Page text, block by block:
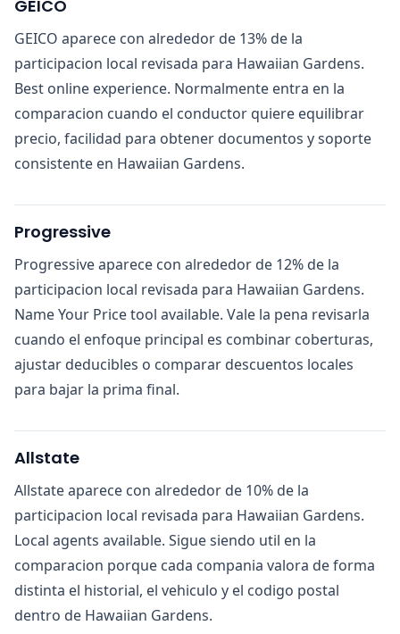
GEICO
GEICO aparece con alrededor de 13% de la
participacion local revisada para Hawaiian Gardens.
Best online experience. Normalmente entra en la
comparacion cuando el conductor quiere equilibrar
precio, facilidad para obtener documentos y soporte
consistente en Hawaiian Gardens.
Progressive
Progressive aparece con alrededor de 12% de la
participacion local revisada para Hawaiian Gardens.
Name Your Price tool available. Vale la pena revisarla
cuando el enfoque principal es combinar coberturas,
ajustar deducibles o comparar descuentos locales
para bajar la prima final.
Allstate
Allstate aparece con alrededor de 10% de la
participacion local revisada para Hawaiian Gardens.
Local agents available. Sigue siendo util en la
comparacion porque cada compania valora de forma
distinta el historial, el vehiculo y el codigo postal
dentro de Hawaiian Gardens.